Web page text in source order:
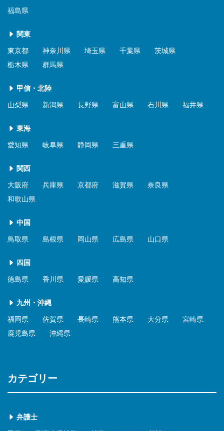
福島県
関東
東京都 神奈川県 埼玉県 千葉県
茨城県
栃木県
群馬県
甲信・北陸
山梨県 新潟県 長野県 富山県 石川県 福井県
東海
愛知県 岐阜県 静岡県 三重県
関西
大阪府 兵庫県 京都府 滋賀県
奈良県
和歌山県
中国
鳥取県 島根県 岡山県 広島県 山口県
四国
徳島県 香川県 愛媛県 高知県
九州・沖縄
福岡県 佐賀県 長崎県 熊本県 大分県
宮崎県
鹿児島県
沖縄県
カテゴリー
弁護士